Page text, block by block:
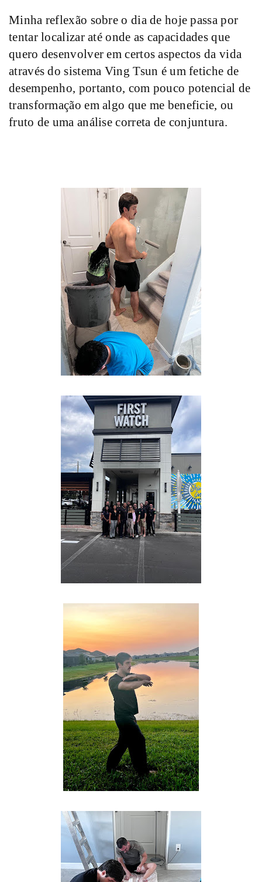
Minha reflexão sobre o dia de hoje passa por
tentar localizar até onde as capacidades que
quero desenvolver em certos aspectos da vida
através do sistema Ving Tsun é um fetiche de
desempenho, portanto, com pouco potencial de
transformação em algo que me beneficie, ou
fruto de uma análise correta de conjuntura.